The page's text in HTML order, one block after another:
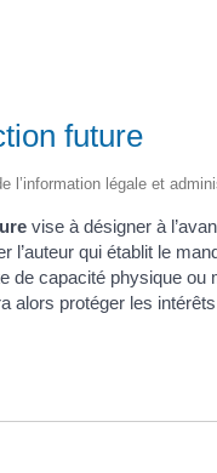
future
l’information légale et
vise à désigner à
l’auteur qui établit le
de capacité physique
alors protéger les